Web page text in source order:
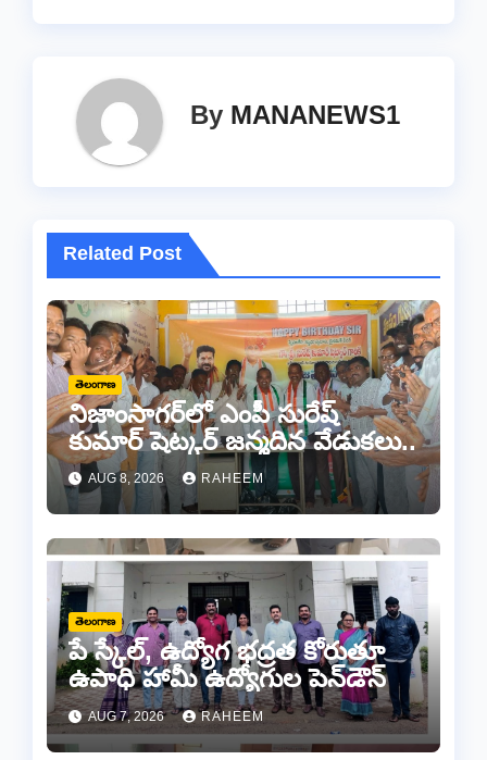
By MANANEWS1
Related Post
తెలంగాణ
నిజాంసాగర్‌లో ఎంపీ సురేష్
కుమార్ షెట్కర్ జన్మదిన వేడుకలు..
AUG 8, 2026 RAHEEM
తెలంగాణ
పే స్కేల్, ఉద్యోగ భద్రత కోరుతూ
ఉపాధి హామీ ఉద్యోగుల పెన్‌డౌన్
AUG 7, 2026 RAHEEM